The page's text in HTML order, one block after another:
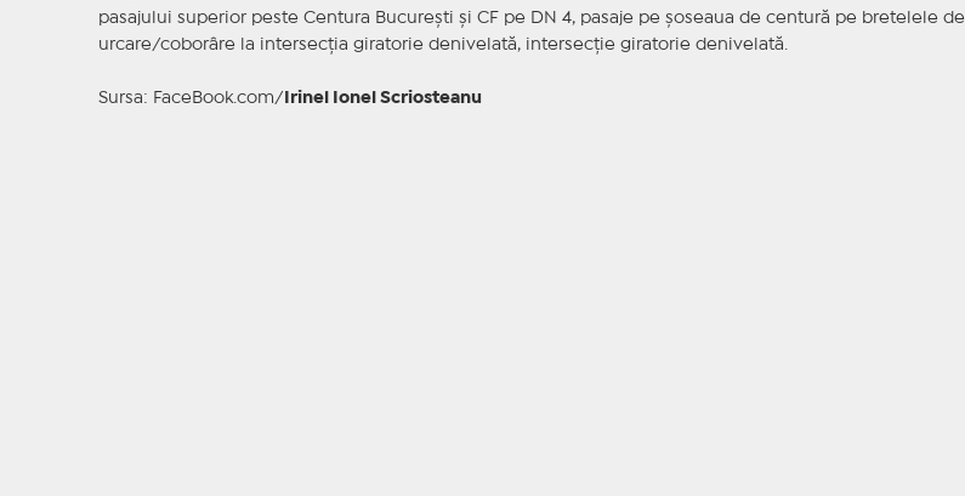
pasajului superior peste Centura București și CF pe DN 4, pasaje pe șoseaua de centură pe bretelele de
urcare/coborâre la intersecția giratorie denivelată, intersecție giratorie denivelată.
Sursa: FaceBook.com/ Irinel Ionel Scriosteanu